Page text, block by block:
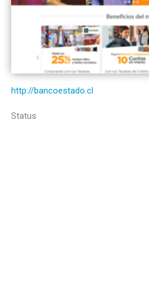
http://bancoestado.cl
Status